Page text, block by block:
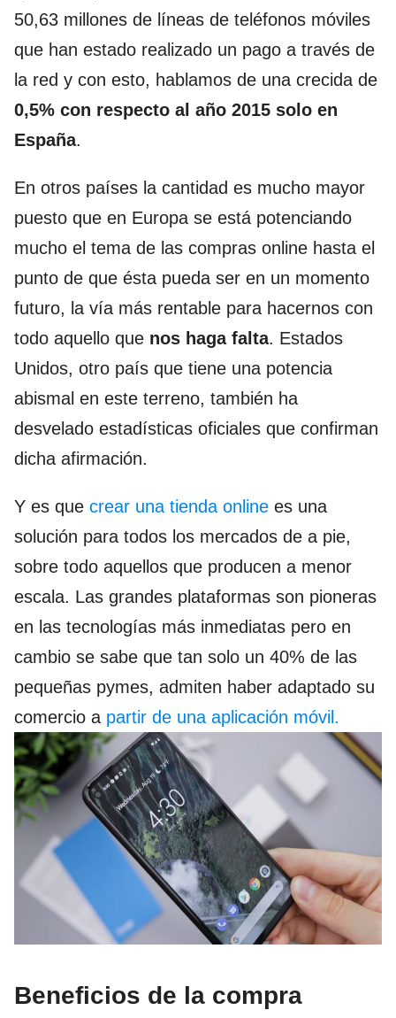
50,63 millones de líneas de teléfonos móviles
que han estado realizado un pago a través de
la red y con esto, hablamos de una crecida de
0,5% con respecto al año 2015 solo en
España.
En otros países la cantidad es mucho mayor
puesto que en Europa se está potenciando
mucho el tema de las compras online hasta el
punto de que ésta pueda ser en un momento
futuro, la vía más rentable para hacernos con
todo aquello que nos haga falta. Estados
Unidos, otro país que tiene una potencia
abismal en este terreno, también ha
desvelado estadísticas oficiales que confirman
dicha afirmación.
Y es que crear una tienda online es una
solución para todos los mercados de a pie,
sobre todo aquellos que producen a menor
escala. Las grandes plataformas son pioneras
en las tecnologías más inmediatas pero en
cambio se sabe que tan solo un 40% de las
pequeñas pymes, admiten haber adaptado su
comercio a partir de una aplicación móvil.
Beneficios de la compra